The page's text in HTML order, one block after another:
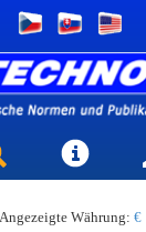
Angezeigte Währung: €